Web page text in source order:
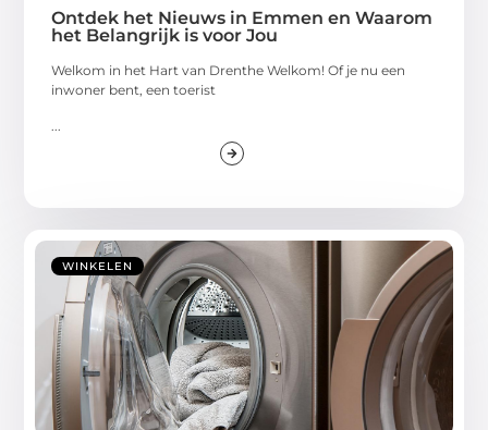
Ontdek het Nieuws in Emmen en Waarom
het Belangrijk is voor Jou
Welkom in het Hart van Drenthe Welkom! Of je nu een
inwoner bent, een toerist
WINKELEN